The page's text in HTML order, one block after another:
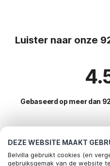
DEZE WEBSITE MAAKT
Belvilla gebruikt cookies (en
gebruiksgemak van de website
Luister naar onze
Gebaseerd op meer dan
Meest populaire
vakantie